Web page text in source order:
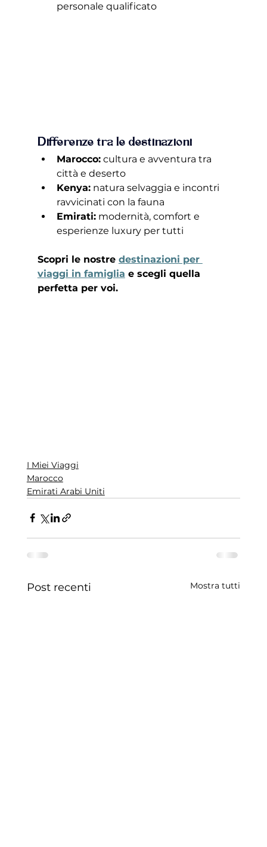
personale qualificato
Differenze tra le destinazioni
Marocco: cultura e avventura tra
città e deserto
Kenya: natura selvaggia e incontri
ravvicinati con la fauna
Emirati: modernità, comfort e
esperienze luxury per tutti
Scopri le nostre destinazioni per
viaggi in famiglia e scegli quella
perfetta per voi.
I Miei Viaggi
Marocco
Emirati Arabi Uniti
Post recenti Mostra tutti